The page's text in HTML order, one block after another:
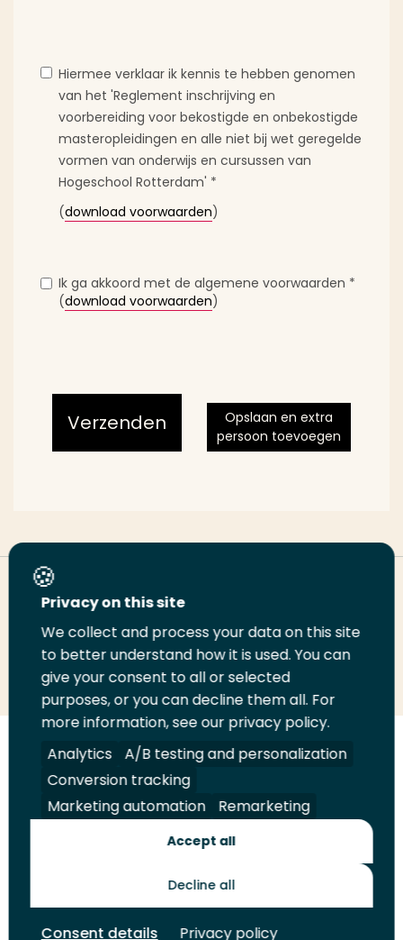
Hiermee verklaar ik kennis te hebben genomen
van het 'Reglement inschrijving en
voorbereiding voor bekostigde en onbekostigde
masteropleidingen en alle niet bij wet geregelde
vormen van onderwijs en cursussen van
Hogeschool Rotterdam' *
(download voorwaarden)
Ik ga akkoord met de algemene voorwaarden *
(download voorwaarden)
Verzenden
Opslaan en extra
persoon toevoegen
Deel deze pagina
Deel
LinkedIn
Deel
op
Twitter
Deel
op
Facebook
Email
deze
pagina
Print
deze
pagina
Volg
ons
op
LinkedIn
Volg
ons
op
Facebook
Volg
ons
op
YouTube
Volg
ons
op
Instagram
Juridisch Security A-Z Index
Contact
Toekomstmakers
Privacy on this site
We collect and process your data on this site
to better understand how it is used. You can
give your consent to all or selected
purposes, or you can decline them all. For
more information, see our privacy policy.
Analytics
A/B testing and personalization
Conversion tracking
Marketing automation
Remarketing
Accept all
Decline all
Consent details Privacy policy